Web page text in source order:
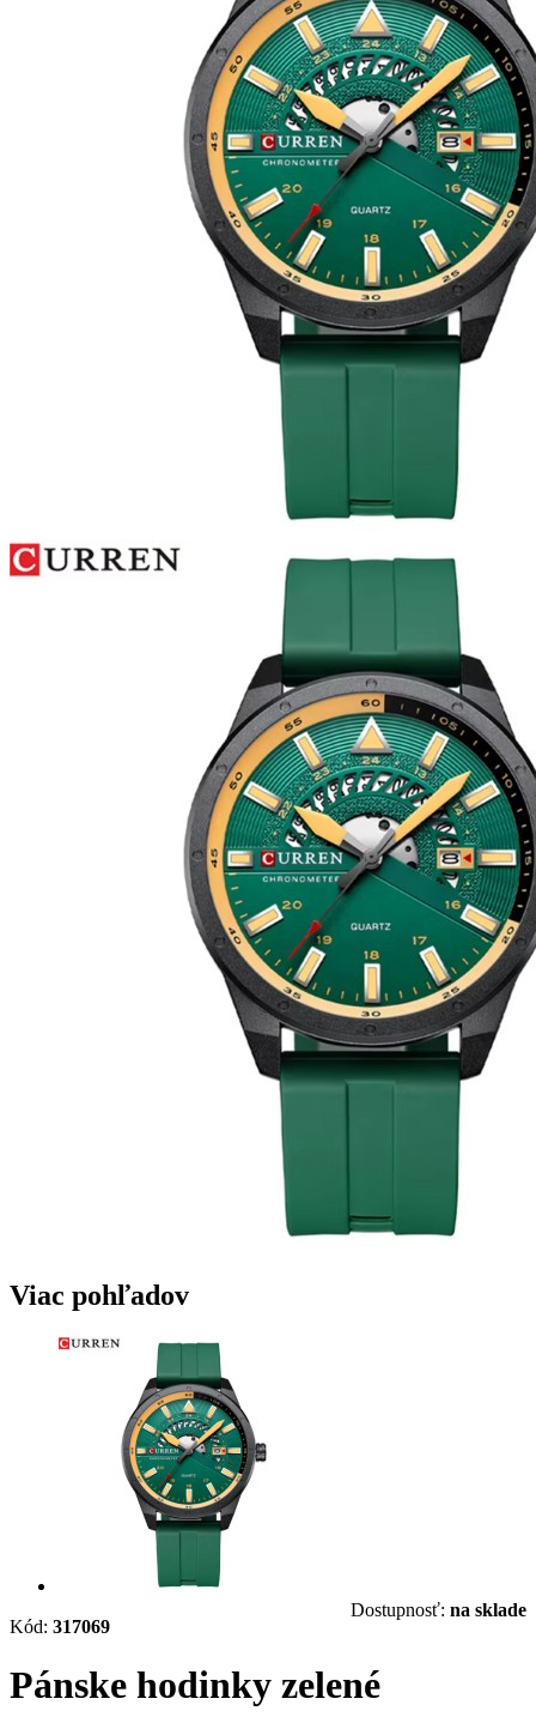
Viac pohľadov
Kód: 317069
Dostupnosť: na sklade
Pánske hodinky zelené